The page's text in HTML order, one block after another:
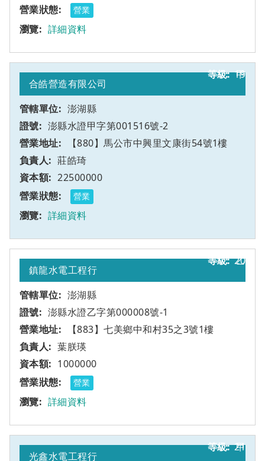
營業
詳細資料
19
合皓營造有限公司
澎湖縣
澎縣水證甲字第001516號-2
【880】馬公市中興里文康街54號1樓
甲
莊皓琦
22500000
營業
詳細資料
20
鎮龍水電工程行
澎湖縣
澎縣水證乙字第000008號-1
【883】七美鄉中和村35之3號1樓
乙
葉朕瑛
1000000
營業
詳細資料
21
光鑫水電工程行
甲